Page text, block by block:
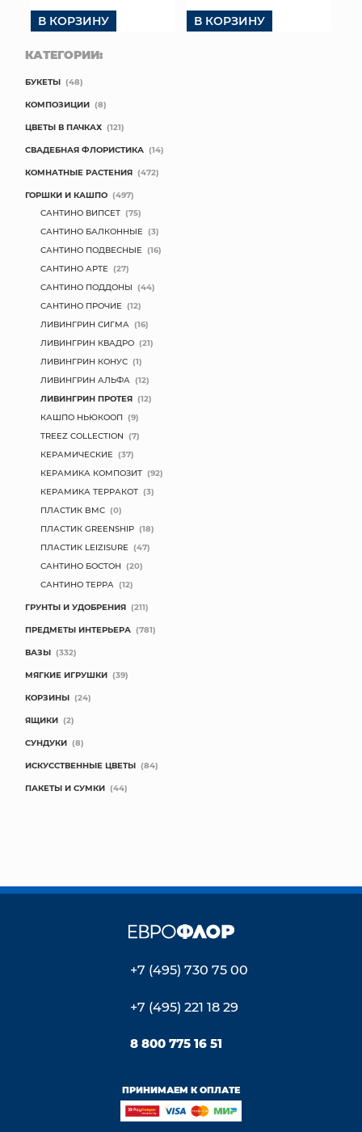
В КОРЗИНУ В КОРЗИНУ
КАТЕГОРИИ:
БУКЕТЫ (48)
КОМПОЗИЦИИ (8)
ЦВЕТЫ В ПАЧКАХ (121)
СВАДЕБНАЯ ФЛОРИСТИКА (14)
КОМНАТНЫЕ РАСТЕНИЯ (472)
ГОРШКИ И КАШПО (497)
САНТИНО ВИПСЕТ (75)
САНТИНО БАЛКОННЫЕ (3)
САНТИНО ПОДВЕСНЫЕ (16)
САНТИНО АРТЕ (27)
САНТИНО ПОДДОНЫ (44)
САНТИНО ПРОЧИЕ (12)
ЛИВИНГРИН СИГМА (16)
ЛИВИНГРИН КВАДРО (21)
ЛИВИНГРИН КОНУС (1)
ЛИВИНГРИН АЛЬФА (12)
ЛИВИНГРИН ПРОТЕЯ (12)
КАШПО НЬЮКООП (9)
TREEZ COLLECTION (7)
КЕРАМИЧЕСКИЕ (37)
КЕРАМИКА КОМПОЗИТ (92)
КЕРАМИКА ТЕРРАКОТ (3)
ПЛАСТИК BMC (0)
ПЛАСТИК GREENSHIP (18)
ПЛАСТИК LEIZISURE (47)
САНТИНО БОСТОН (20)
САНТИНО ТЕРРА (12)
ГРУНТЫ И УДОБРЕНИЯ (211)
ПРЕДМЕТЫ ИНТЕРЬЕРА (781)
ВАЗЫ (332)
МЯГКИЕ ИГРУШКИ (39)
КОРЗИНЫ (24)
ЯЩИКИ (2)
СУНДУКИ (8)
ИСКУССТВЕННЫЕ ЦВЕТЫ (84)
ПАКЕТЫ И СУМКИ (44)
+7 (495) 730 75 00
+7 (495) 221 18 29
8 800 775 16 51
ПРИНИМАЕМ К ОПЛАТЕ